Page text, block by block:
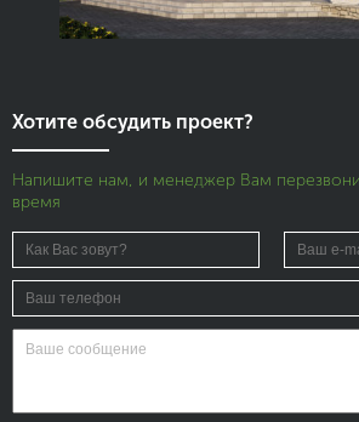
Хотите обсудить проект?
Напишите нам, и менеджер Вам
время